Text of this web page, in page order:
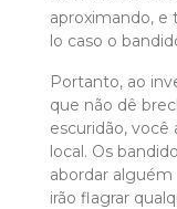
aproximando,
lo caso o
Portanto, ao
que não dê
escuridão,
local. Os
abordar alguém
irão flagrar